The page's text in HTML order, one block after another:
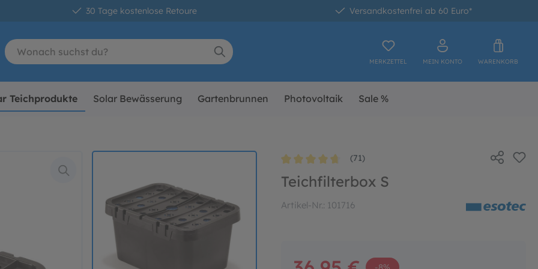
30 Tage kostenlose Retoure Versandkostenfrei ab 60 Euro*
MERKZETTEL MEIN KONTO WARENKORB
Teichprodukte Solar Bewässerung Gartenbrunnen Photovoltaik Sale %
(71)
Teichfilterbox S
Artikel-Nr.: 101716